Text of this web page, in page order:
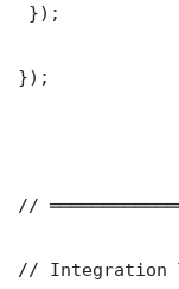
});
});
//
// Integration